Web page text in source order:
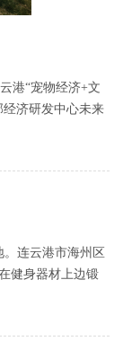
港“宠物经济+文
济研发中心未来
。连云港市海州区
健身器材上边锻